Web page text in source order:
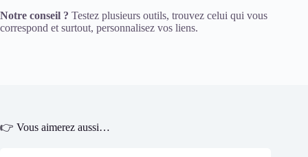
Notre conseil ? Testez plusieurs outils, trouvez celui qui vous
correspond et surtout, personnalisez vos liens.
👉 Vous aimerez aussi…